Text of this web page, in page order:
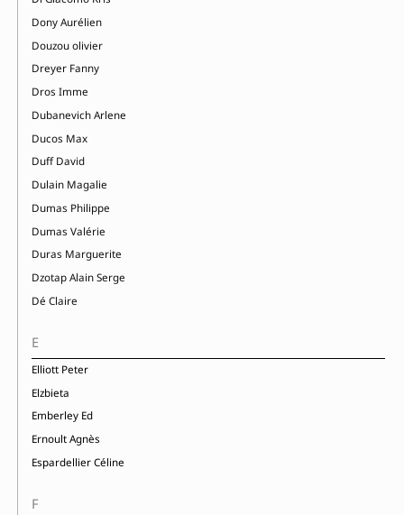
Dony Aurélien
Douzou olivier
Dreyer Fanny
Dros Imme
Dubanevich Arlene
Ducos Max
Duff David
Dulain Magalie
Dumas Philippe
Dumas Valérie
Duras Marguerite
Dzotap Alain Serge
Dé Claire
E
Elliott Peter
Elzbieta
Emberley Ed
Ernoult Agnès
Espardellier Céline
F